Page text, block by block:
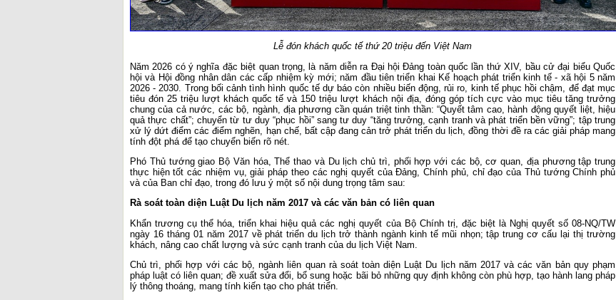
Lễ đón khách quốc tế thứ 20 triệu đến Việt Nam
Năm 2026 có ý nghĩa đặc biệt quan trọng, là năm diễn ra Đại hội Đảng toàn quốc lần thứ XIV, bầu cử đại biểu Quốc
hội và Hội đồng nhân dân các cấp nhiệm kỳ mới; năm đầu tiên triển khai Kế hoạch phát triển kinh tế - xã hội 5 năm
2026 - 2030. Trong bối cảnh tình hình quốc tế dự báo còn nhiều biến động, rủi ro, kinh tế phục hồi chậm, để đạt mục
tiêu đón 25 triệu lượt khách quốc tế và 150 triệu lượt khách nội địa, đóng góp tích cực vào mục tiêu tăng trưởng
chung của cả nước, các bộ, ngành, địa phương cần quán triệt tinh thần: “Quyết tâm cao, hành động quyết liệt, hiệu
quả thực chất”; chuyển từ tư duy “phục hồi” sang tư duy “tăng trưởng, cạnh tranh và phát triển bền vững”; tập trung
xử lý dứt điểm các điểm nghẽn, hạn chế, bất cập đang cản trở phát triển du lịch, đồng thời đề ra các giải pháp mang
tính đột phá để tạo chuyển biến rõ nét.
Phó Thủ tướng giao Bộ Văn hóa, Thể thao và Du lịch chủ trì, phối hợp với các bộ, cơ quan, địa phương tập trung
thực hiện tốt các nhiệm vụ, giải pháp theo các nghị quyết của Đảng, Chính phủ, chỉ đạo của Thủ tướng Chính phủ
và của Ban chỉ đạo, trong đó lưu ý một số nội dung trọng tâm sau:
Rà soát toàn diện Luật Du lịch năm 2017 và các văn bản có liên quan
Khẩn trương cụ thể hóa, triển khai hiệu quả các nghị quyết của Bộ Chính trị, đặc biệt là Nghị quyết số 08-NQ/TW
ngày 16 tháng 01 năm 2017 về phát triển du lịch trở thành ngành kinh tế mũi nhọn; tập trung cơ cấu lại thị trường
khách, nâng cao chất lượng và sức cạnh tranh của du lịch Việt Nam.
Chủ trì, phối hợp với các bộ, ngành liên quan rà soát toàn diện Luật Du lịch năm 2017 và các văn bản quy phạm
pháp luật có liên quan; đề xuất sửa đổi, bổ sung hoặc bãi bỏ những quy định không còn phù hợp, tạo hành lang pháp
lý thông thoáng, mang tính kiến tạo cho phát triển.